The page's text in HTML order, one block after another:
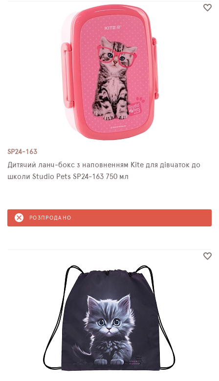
SP24-163
Дитячий ланч-бокс з наповненням Kite для дівчаток до
школи Studio Pets SP24-163 750 мл
РОЗПРОДАНО